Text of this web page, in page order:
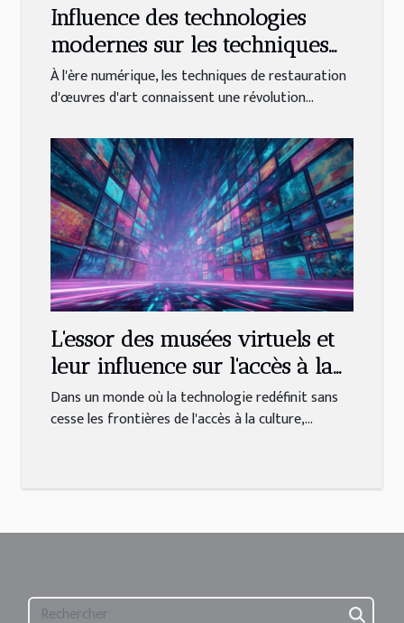
Influence des technologies
modernes sur les techniques
de restauration des œuvres
d'art classiques
À l'ère numérique, les techniques de restauration
d'œuvres d'art connaissent une révolution...
L'essor des musées virtuels et
leur influence sur l'accès à la
culture
Dans un monde où la technologie redéfinit sans
cesse les frontières de l'accès à la culture,...